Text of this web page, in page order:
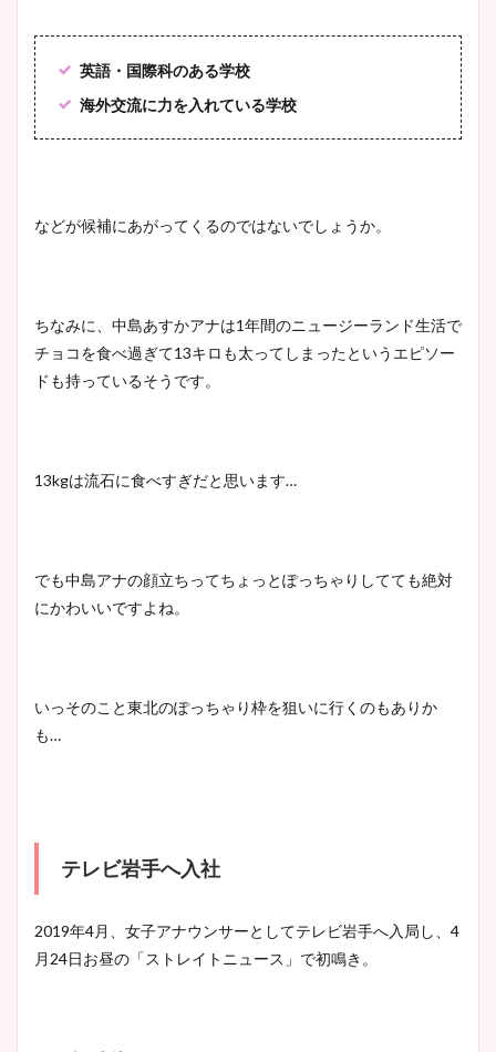
英語・国際科のある学校
海外交流に力を入れている学校
などが候補にあがってくるのではないでしょうか。
ちなみに、中島あすかアナは1年間のニュージーランド生活で
チョコを食べ過ぎて13キロも太ってしまったというエピソー
ドも持っているそうです。
13kgは流石に食べすぎだと思います…
でも中島アナの顔立ちってちょっとぽっちゃりしてても絶対
にかわいいですよね。
いっそのこと東北のぽっちゃり枠を狙いに行くのもありか
も…
テレビ岩手へ入社
2019年4月、女子アナウンサーとしてテレビ岩手へ入局し、 4
月 24日お昼の「ストレイトニュース」で初鳴き。